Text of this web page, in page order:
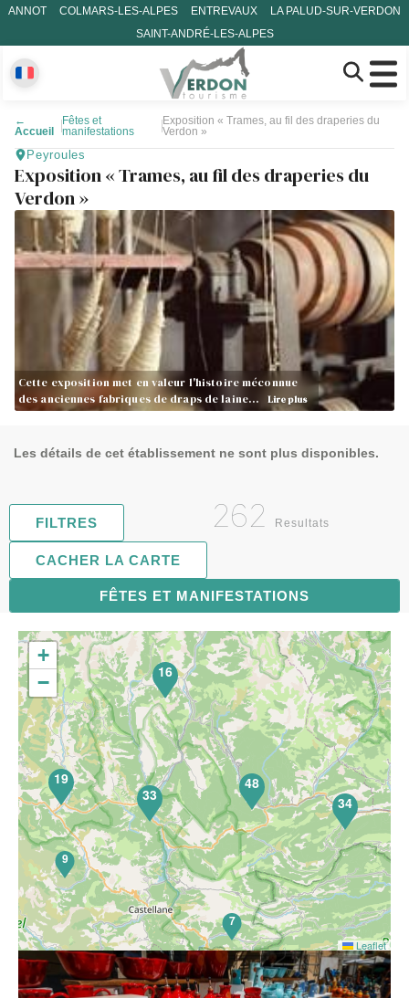
ANNOT COLMARS-LES-ALPES ENTREVAUX
LA PALUD-SUR-VERDON
SAINT-ANDRÉ-LES-ALPES
←
Accueil
Fêtes et
manifestations
Exposition « Trames, au fil des draperies du
Verdon »
Peyroules
Exposition « Trames, au fil des draperies du
Verdon »
Cette exposition met en valeur l'histoire méconnue
des anciennes fabriques de draps de laine…
Lire plus
Les détails de cet établissement ne sont plus disponibles.
FILTRES 262 Resultats
FÊTES ET MANIFESTATIONS
CACHER LA CARTE
Le traditionnel marché avec ses étals colorés est un
7
9
19
33
48
34
16
67
+
−
Leaflet